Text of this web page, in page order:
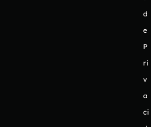
d
e
P
ri
v
a
ci